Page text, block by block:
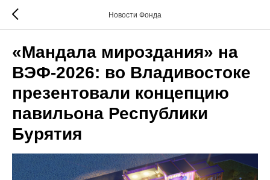
Новости Фонда
«Мандала мироздания» на
ВЭФ-2026: во Владивостоке
презентовали концепцию
павильона Республики
Бурятия